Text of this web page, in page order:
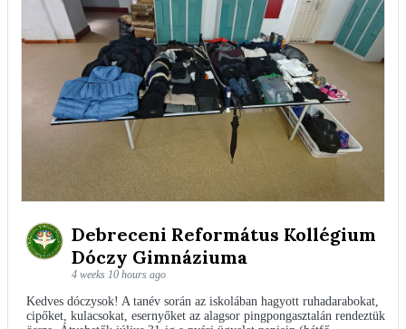
Debreceni Református Kollégium
Dóczy Gimnáziuma
4 weeks 10 hours ago
Kedves dóczysok! A tanév során az iskolában hagyott ruhadarabokat,
cipőket, kulacsokat, esernyőket az alagsor pingpongasztalán rendeztük